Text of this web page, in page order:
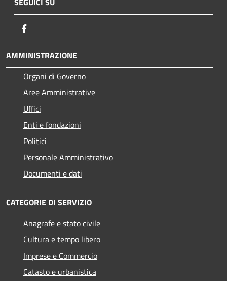
AMMINISTRAZIONE
Organi di Governo
Aree Amministrative
Uffici
Enti e fondazioni
Politici
Personale Amministrativo
Documenti e dati
CATEGORIE DI SERVIZIO
Anagrafe e stato civile
Cultura e tempo libero
Imprese e Commercio
Catasto e urbanistica